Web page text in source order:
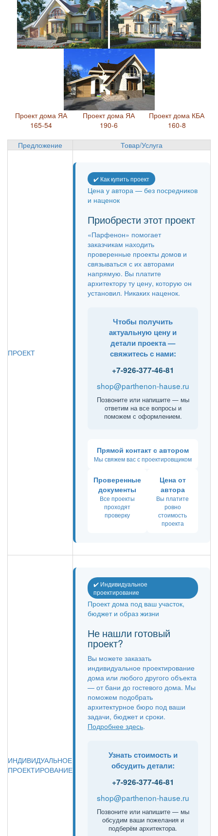
Проект дома ЯА
165-54
Проект дома ЯА
190-6
Проект дома КБА
160-8
Предложение Товар/Услуга
ПРОЕКТ
✔️ Как купить проект
Цена у автора — без посредников
и наценок
Приобрести этот проект
«Парфенон» помогает
заказчикам находить
проверенные проекты домов и
связываться с их авторами
напрямую. Вы платите
архитектору ту цену, которую он
установил. Никаких наценок.
Чтобы получить
актуальную цену и
детали проекта —
свяжитесь с нами:
+7-926-377-46-81
shop@parthenon-hause.ru
Позвоните или напишите — мы
ответим на все вопросы и
поможем с оформлением.
Прямой контакт с автором
Мы свяжем вас с проектировщиком
Проверенные
документы
Все проекты
проходят
проверку
Цена от
автора
Вы платите
ровно
стоимость
проекта
ИНДИВИДУАЛЬНОЕ
ПРОЕКТИРОВАНИЕ
✔️ Индивидуальное
проектирование
Проект дома под ваш участок,
бюджет и образ жизни
Не нашли готовый
проект?
Вы можете заказать
индивидуальное проектирование
дома или любого другого объекта
— от бани до гостевого дома. Мы
поможем подобрать
архитектурное бюро под ваши
задачи, бюджет и сроки.
Подробнее здесь.
Узнать стоимость и
обсудить детали:
+7-926-377-46-81
shop@parthenon-hause.ru
Позвоните или напишите — мы
обсудим ваши пожелания и
подберём архитектора.